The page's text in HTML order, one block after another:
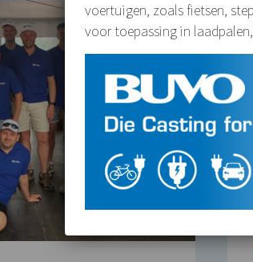
voertuigen, zoals fietsen,
voor toepassing in